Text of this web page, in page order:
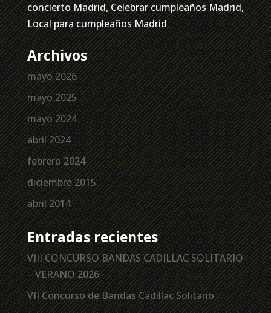
concierto Madrid, Celebrar cumpleaños Madrid,
Local para cumpleaños Madrid
Archivos
mayo 2026
mayo 2025
mayo 2024
abril 2024
febrero 2024
diciembre 2015
abril 2014
Entradas recientes
VIII CONCURSO BANDAS CADILLAC SOLITARIO
– VERANO 2026
VII Concurso de Bandas Cadillac Solitario